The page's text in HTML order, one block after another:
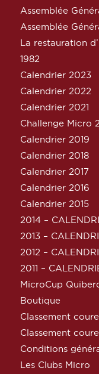
Assemblée
Assemblée
La restauration
1982
Calendrier 2023
Calendrier 2022
Calendrier 2021
Challenge Micro
Calendrier 2019
Calendrier 2018
Calendrier 2017
Calendrier 2016
Calendrier 2015
2014 –
2013 –
2012 –
2011 –
MicroCup
Boutique
Classement
Classement
Conditions
Les Clubs Micro